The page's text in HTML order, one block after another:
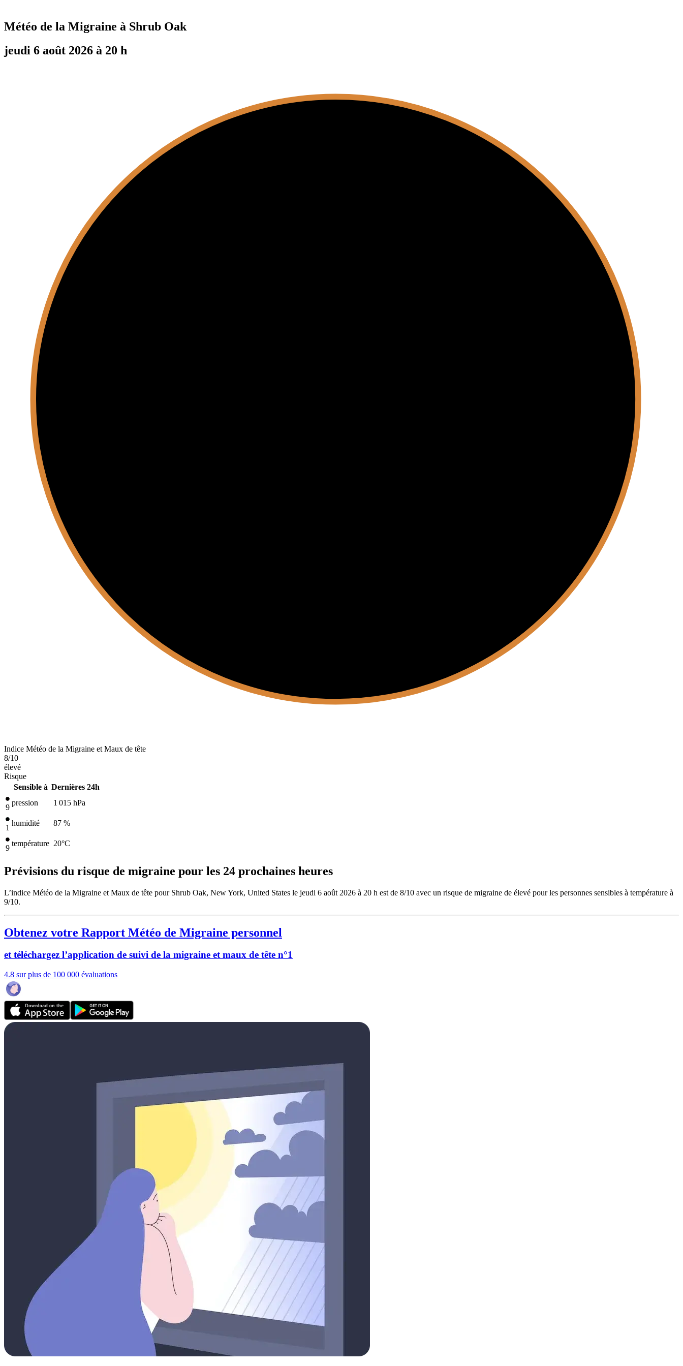
Météo de la Migraine à Shrub Oak
jeudi 6 août 2026 à 20 h
Indice Météo de la Migraine et Maux de tête
8/10
élevé
Risque
Sensible à Dernières 24h
9
pression 1 015 hPa
1
humidité 87 %
9
température 20°C
Prévisions du risque de migraine pour les 24 prochaines heures
L’indice Météo de la Migraine et Maux de tête pour Shrub Oak, New York, United States le jeudi 6 août 2026 à 20 h est de 8/10 avec un risque de migraine de élevé pour les personnes sensibles à température à
9/10.
Obtenez votre Rapport Météo de Migraine personnel
et téléchargez l’application de suivi de la migraine et maux de tête n°1
4.8 sur plus de 100 000 évaluations